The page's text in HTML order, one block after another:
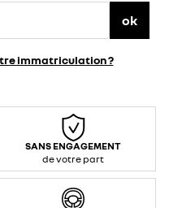
ok
immatriculation ?
SANS ENGAGEMENT
de votre part